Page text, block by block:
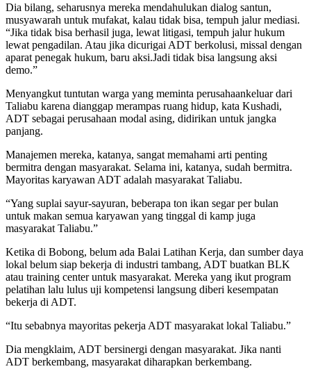
Dia bilang, seharusnya mereka mendahulukan dialog santun,
musyawarah untuk mufakat, kalau tidak bisa, tempuh jalur mediasi.
“Jika tidak bisa berhasil juga, lewat litigasi, tempuh jalur hukum
lewat pengadilan. Atau jika dicurigai ADT berkolusi, missal dengan
aparat penegak hukum, baru aksi.Jadi tidak bisa langsung aksi
demo.”
Menyangkut tuntutan warga yang meminta perusahaankeluar dari
Taliabu karena dianggap merampas ruang hidup, kata Kushadi,
ADT sebagai perusahaan modal asing, didirikan untuk jangka
panjang.
Manajemen mereka, katanya, sangat memahami arti penting
bermitra dengan masyarakat. Selama ini, katanya, sudah bermitra.
Mayoritas karyawan ADT adalah masyarakat Taliabu.
“Yang suplai sayur-sayuran, beberapa ton ikan segar per bulan
untuk makan semua karyawan yang tinggal di kamp juga
masyarakat Taliabu.”
Ketika di Bobong, belum ada Balai Latihan Kerja, dan sumber daya
lokal belum siap bekerja di industri tambang, ADT buatkan BLK
atau training center untuk masyarakat. Mereka yang ikut program
pelatihan lalu lulus uji kompetensi langsung diberi kesempatan
bekerja di ADT.
“Itu sebabnya mayoritas pekerja ADT masyarakat lokal Taliabu.”
Dia mengklaim, ADT bersinergi dengan masyarakat. Jika nanti
ADT berkembang, masyarakat diharapkan berkembang.